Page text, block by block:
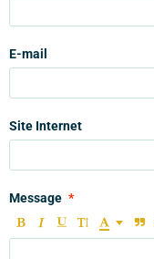
E-mail
Site Internet
Message